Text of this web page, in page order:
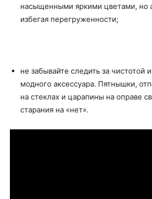
насыщенными яркими цветами, но
избегая перегруженности;
не забывайте следить за чистотой
модного аксессуара. Пятнышки,
на стеклах и царапины на оправе
старания на «нет».